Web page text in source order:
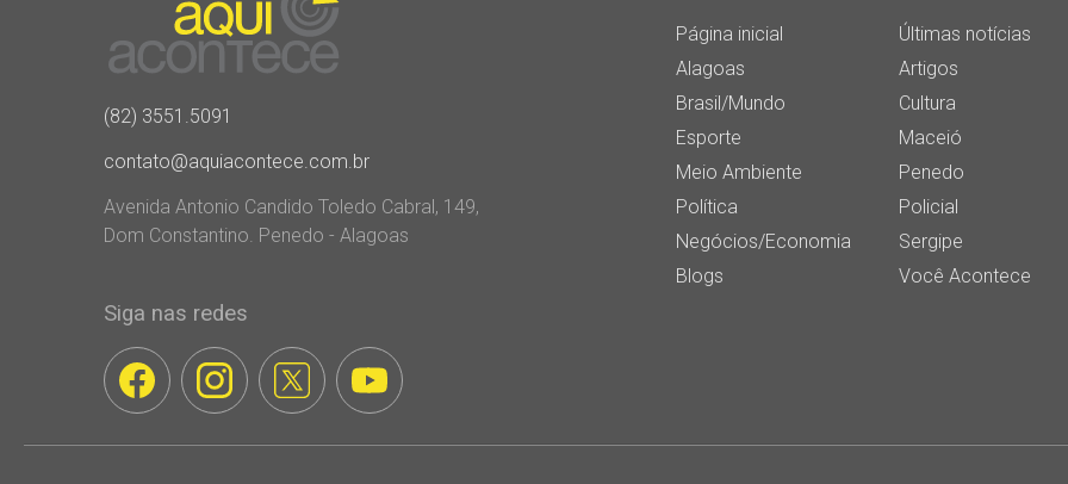
(82) 3551.5091
contato@aquiacontece.com.br
Avenida Antonio Candido Toledo Cabral, 149,
Dom Constantino. Penedo - Alagoas
Siga nas redes
Página inicial
Últimas notícias
Alagoas
Artigos
Brasil/Mundo
Cultura
Esporte
Maceió
Meio Ambiente
Penedo
Política
Policial
Negócios/Economia
Sergipe
Blogs
Você Acontece